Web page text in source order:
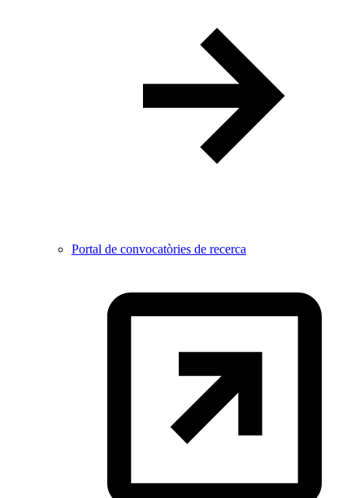
Portal de convocatòries de recerca